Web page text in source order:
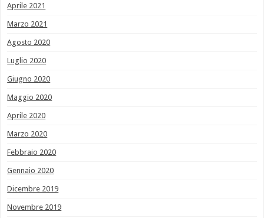
Aprile 2021
Marzo 2021
Agosto 2020
Luglio 2020
Giugno 2020
Maggio 2020
Aprile 2020
Marzo 2020
Febbraio 2020
Gennaio 2020
Dicembre 2019
Novembre 2019